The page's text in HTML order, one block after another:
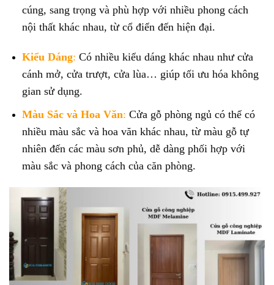
cúng, sang trọng và phù hợp với nhiều phong cách
nội thất khác nhau, từ cổ điển đến hiện đại.
Kiểu Dáng: Có nhiều kiểu dáng khác nhau như cửa
cánh mở, cửa trượt, cửa lùa… giúp tối ưu hóa không
gian sử dụng.
Màu Sắc và Hoa Văn: Cửa gỗ phòng ngủ có thể có
nhiều màu sắc và hoa văn khác nhau, từ màu gỗ tự
nhiên đến các màu sơn phủ, dễ dàng phối hợp với
màu sắc và phong cách của căn phòng.